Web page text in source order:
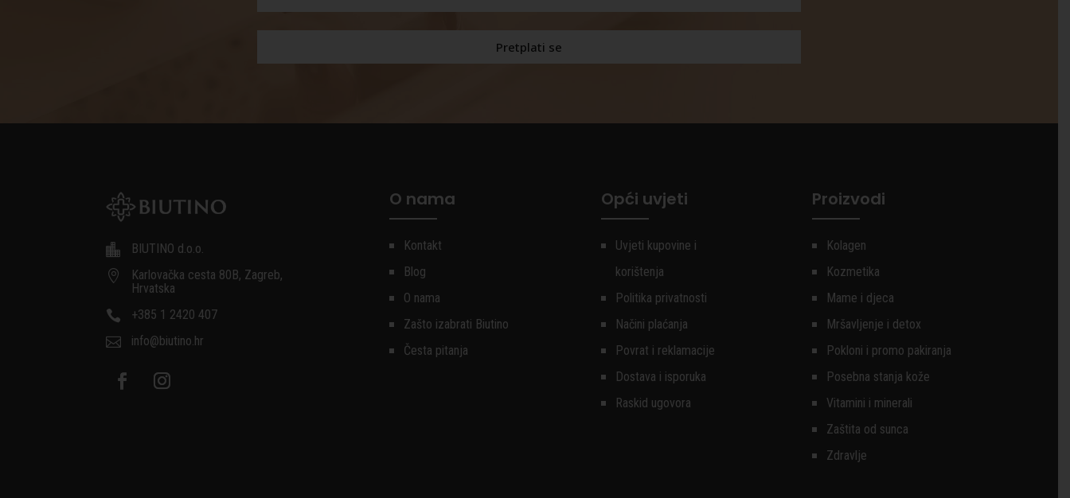

BIUTINO d.o.o.

Karlovačka cesta 80B, Zagreb,
Hrvatska

+385 1 2420 407

info@biutino.hr
O nama
Kontakt
Blog
O nama
Zašto izabrati Biutino
Česta pitanja
Opći uvjeti
Uvjeti kupovine i
korištenja
Politika privatnosti
Načini plaćanja
Povrat i reklamacije
Dostava i isporuka
Raskid ugovora
Proizvodi
Kolagen
Kozmetika
Mame i djeca
Mršavljenje i detox
Pokloni i promo pakiranja
Posebna stanja kože
Vitamini i minerali
Zaštita od sunca
Zdravlje